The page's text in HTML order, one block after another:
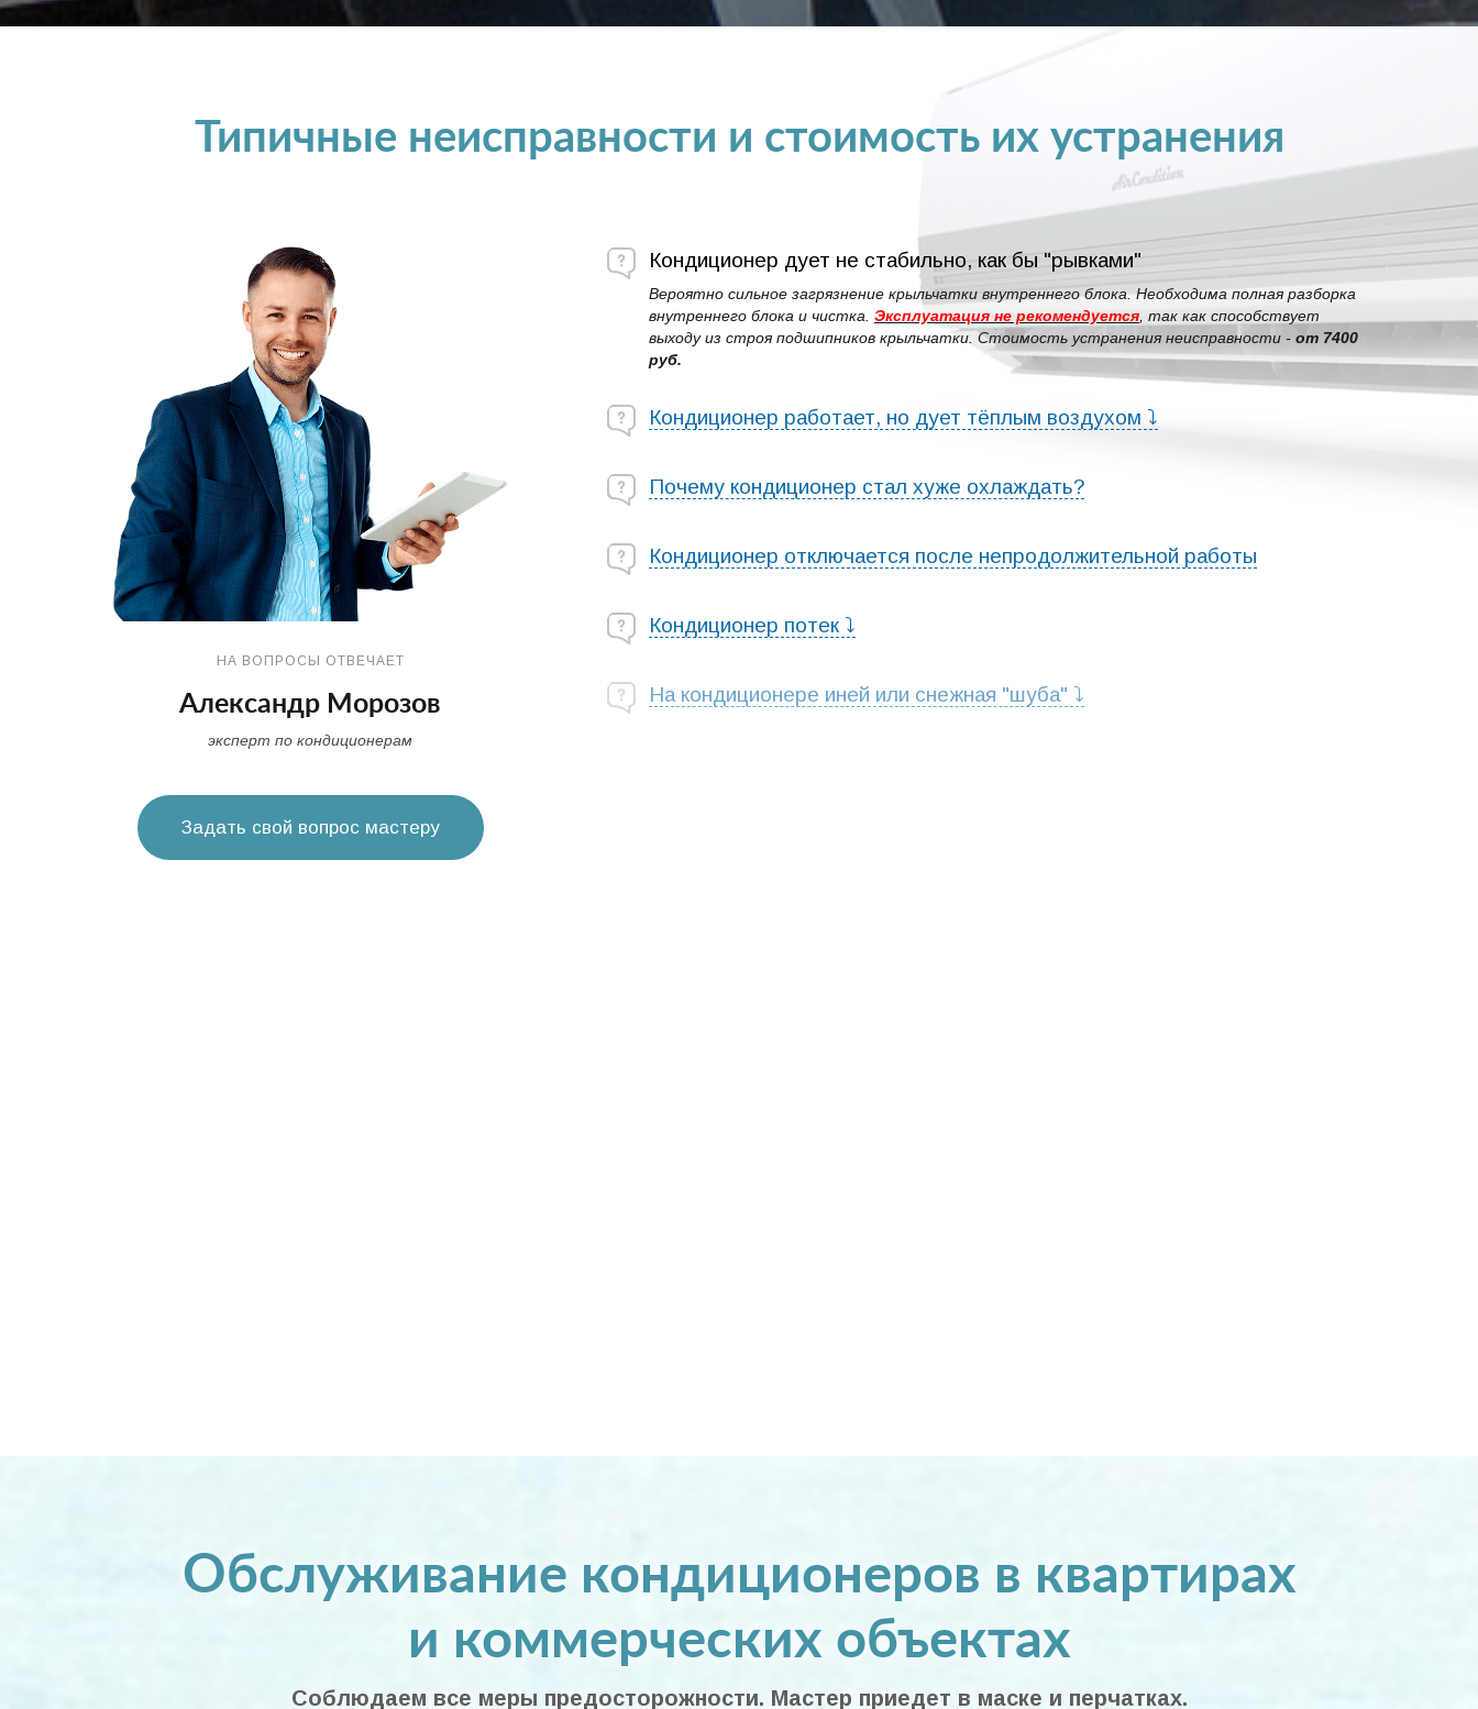
Типичные неисправности и стоимость их устранения
НА ВОПРОСЫ ОТВЕЧАЕТ
Александр Морозов
эксперт по кондиционерам
Задать свой вопрос мастеру
Кондиционер дует не стабильно, как бы "рывками"
Вероятно сильное загрязнение крыльчатки внутреннего блока. Необходима полная разборка
внутреннего блока и чистка. Эксплуатация не рекомендуется , так как способствует
выходу из строя подшипников крыльчатки. Стоимость устранения неисправности - от 7400
руб.
Кондиционер работает, но дует тёплым воздухом ⤵
Почему кондиционер стал хуже охлаждать?
Кондиционер отключается после непродолжительной работы
Кондиционер потек ⤵
На кондиционере иней или снежная "шуба" ⤵
Обслуживание кондиционеров в квартирах
и коммерческих объектах
Соблюдаем все меры предосторожности. Мастер приедет в маске и перчатках.